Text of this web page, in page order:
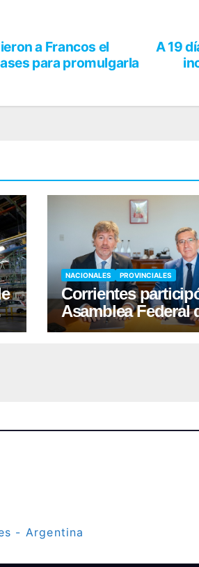
A 19
a Francos el
para promulgarla
NACIONALES PROVINCIALES
Corrientes
Asamblea Federal
Justicia y firmó
- Argentina